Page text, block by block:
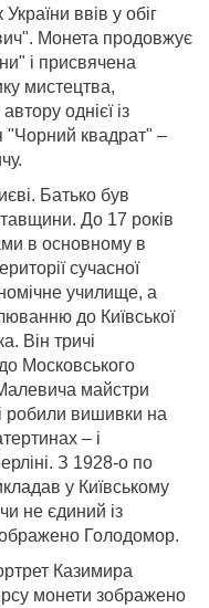
ввів у обіг
Монета продовжує
і присвячена
мистецтва,
однієї із
"Чорний квадрат" –
Батько був
До 17 років
в основному в
сучасної
училище, а
до Київської
Він тричі
Московського
майстри
робили вишивки на
– і
З 1928-о по
у Київському
не єдиний із
Голодомор.
Казимира
монети зображено